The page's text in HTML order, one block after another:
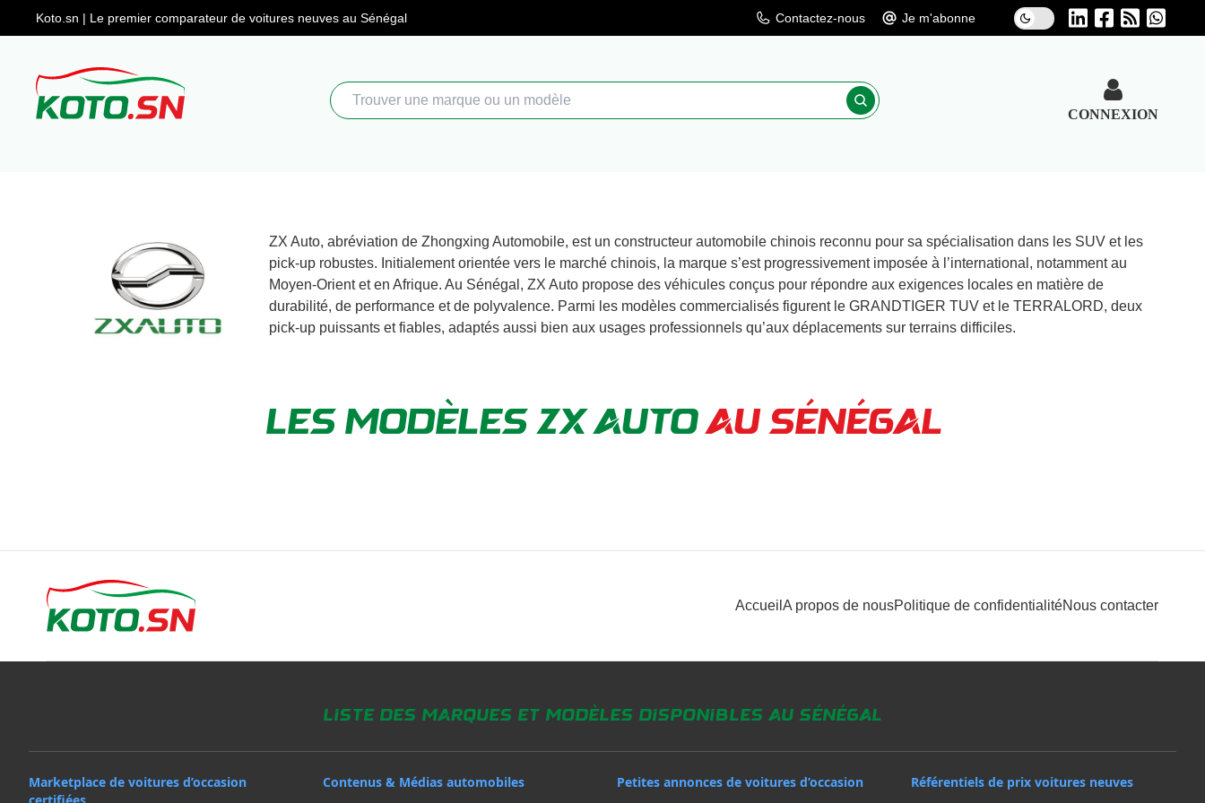
Koto.sn | Le premier comparateur de voitures neuves au Sénégal Contactez-nous Je m'abonne
CONNEXION
ZX Auto, abréviation de Zhongxing Automobile, est un constructeur automobile chinois reconnu pour sa spécialisation dans les SUV et les
pick-up robustes. Initialement orientée vers le marché chinois, la marque s’est progressivement imposée à l’international, notamment au
Moyen-Orient et en Afrique. Au Sénégal, ZX Auto propose des véhicules conçus pour répondre aux exigences locales en matière de
durabilité, de performance et de polyvalence. Parmi les modèles commercialisés figurent le GRANDTIGER TUV et le TERRALORD, deux
pick-up puissants et fiables, adaptés aussi bien aux usages professionnels qu’aux déplacements sur terrains difficiles.
LES MODÈLES ZX AUTOAU SÉNÉGAL
Accueil A propos de nousPolitique de confidentialitéNous contacter
Liste des marques et modèles disponibles au Sénégal
Marketplace de voitures d’occasion
Contenus & Médias automobiles
Petites annonces de voitures d’occasion
Référentiels de prix voitures neuves